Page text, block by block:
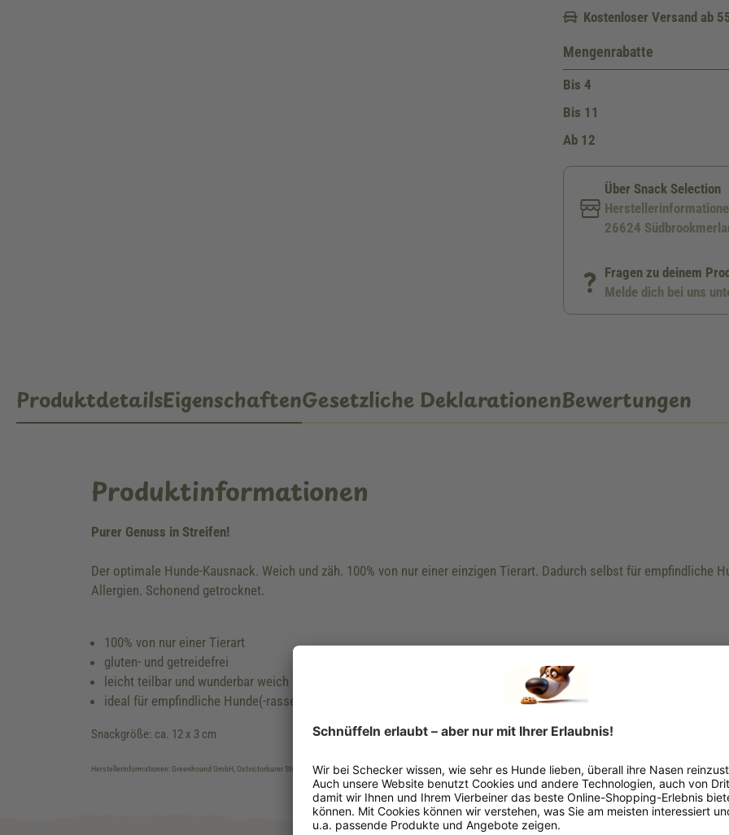
Kostenloser Versand ab
Mengenrabatte
Bis 4
Bis 11
Ab 12
Über Snack Selection
26624
Fragen zu deinem
Melde dich bei uns
ProduktdetailsEigenschaftenGesetzliche DeklarationenBewertungen
Produktinformationen
Purer Genuss in Streifen!
Der optimale Hunde-Kausnack. Weich und zäh. 100% von nur einer einzigen Tierart. Dadurch selbst für empfindliche
Allergien. Schonend getrocknet.
100% von nur einer Tierart
gluten- und getreidefrei
leicht teilbar und wunderbar weich
ideal für empfindliche Hunde(-rassen) und Allergiker
Snackgröße: ca. 12 x 3 cm
Herstellerinformationen: Greenhound GmbH, Ostvictorburer Straße 109, D-26624 Südbrookmerland, info@greenhound.de, www.greenhound.de